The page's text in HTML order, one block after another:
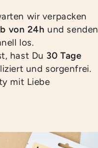
wir verpacken
von 24h und senden
los.
hast Du 30 Tage
und sorgenfrei.
mit Liebe